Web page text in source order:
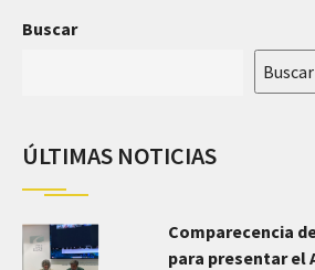
Buscar
Buscar
ÚLTIMAS NOTICIAS
Comparecencia
para presentar el